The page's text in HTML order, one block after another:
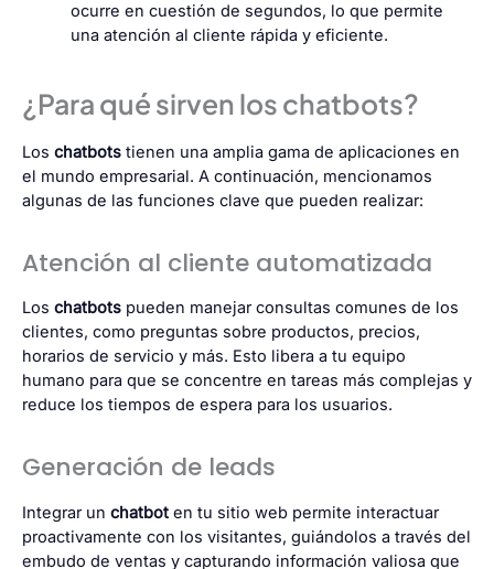
ocurre en cuestión de segundos, lo que permite
una atención al cliente rápida y eficiente.
¿Para qué sirven los chatbots?
Los chatbots tienen una amplia gama de aplicaciones en
el mundo empresarial. A continuación, mencionamos
algunas de las funciones clave que pueden realizar:
Atención al cliente automatizada
Los chatbots pueden manejar consultas comunes de los
clientes, como preguntas sobre productos, precios,
horarios de servicio y más. Esto libera a tu equipo
humano para que se concentre en tareas más complejas y
reduce los tiempos de espera para los usuarios.
Generación de leads
Integrar un chatbot en tu sitio web permite interactuar
proactivamente con los visitantes, guiándolos a través del
embudo de ventas y capturando información valiosa que